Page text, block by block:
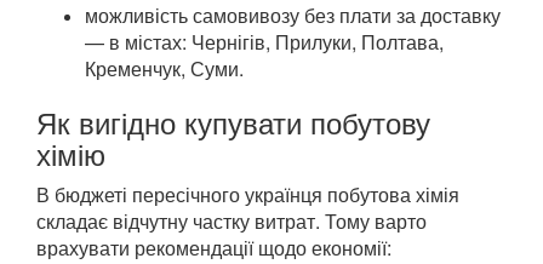
можливість самовивозу без плати за доставку
— в містах: Чернігів, Прилуки, Полтава,
Кременчук, Суми.
Як вигідно купувати побутову
хімію
В бюджеті пересічного українця побутова хімія
складає відчутну частку витрат. Тому варто
врахувати рекомендації щодо економії: